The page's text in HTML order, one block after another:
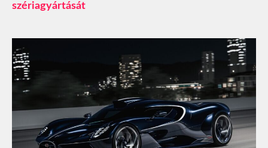
szériagyártását